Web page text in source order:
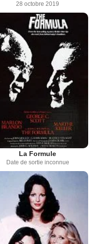
28 octobre 2019
La Formule
Date de sortie inconnue